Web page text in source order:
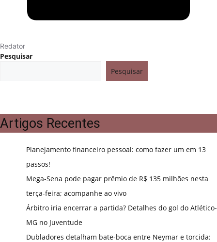
Redator
Pesquisar
Pesquisar
Artigos Recentes
Planejamento financeiro pessoal: como fazer um em 13
passos!
Mega-Sena pode pagar prêmio de R$ 135 milhões nesta
terça-feira; acompanhe ao vivo
Árbitro iria encerrar a partida? Detalhes do gol do Atlético-
MG no Juventude
Dubladores detalham bate-boca entre Neymar e torcida: